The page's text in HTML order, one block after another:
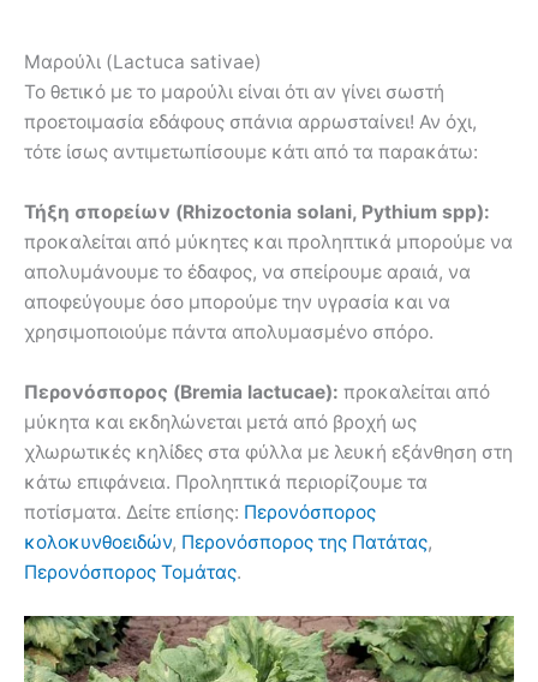
Μαρούλι (Lactuca sativae)
Το θετικό με το μαρούλι είναι ότι αν γίνει σωστή
προετοιμασία εδάφους σπάνια αρρωσταίνει! Αν όχι,
τότε ίσως αντιμετωπίσουμε κάτι από τα παρακάτω:
Τήξη σπορείων (Rhizoctonia solani, Pythium spp):
προκαλείται από μύκητες και προληπτικά μπορούμε να
απολυμάνουμε το έδαφος, να σπείρουμε αραιά, να
αποφεύγουμε όσο μπορούμε την υγρασία και να
χρησιμοποιούμε πάντα απολυμασμένο σπόρο.
Περονόσπορος (Bremia lactucae): προκαλείται από
μύκητα και εκδηλώνεται μετά από βροχή ως
χλωρωτικές κηλίδες στα φύλλα με λευκή εξάνθηση στη
κάτω επιφάνεια. Προληπτικά περιορίζουμε τα
ποτίσματα. Δείτε επίσης: Περονόσπορος
κολοκυνθοειδών, Περονόσπορος της Πατάτας,
Περονόσπορος Τομάτας.